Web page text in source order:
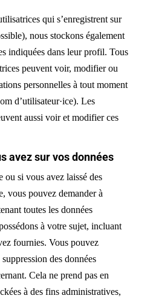
qui s’enregistrent sur
nous stockons également
indiquées dans leur profil. Tous
peuvent voir, modifier ou
personnelles à tout moment
d’utilisateur·ice). Les
aussi voir et modifier ces
avez sur vos données
ou si vous avez laissé des
vous pouvez demander à
toutes les données
à votre sujet, incluant
fournies. Vous pouvez
des données
Cela ne prend pas en
à des fins administratives,